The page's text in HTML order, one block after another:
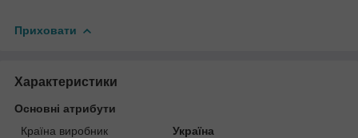
Приховати
Характеристики
Основні атрибути
Країна виробник
Україна